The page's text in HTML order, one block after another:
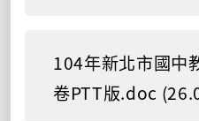
104年新北市國中
卷PTT版.doc